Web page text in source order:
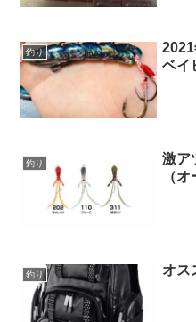
釣り
ベイ
釣り
激ア
（オ
釣り オス